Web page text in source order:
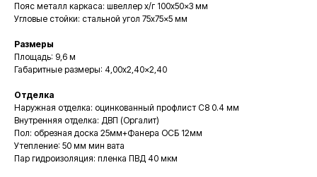
Пояс металл каркаса: швеллер х/г 100x50x3 мм
Угловые стойки: стальной угол 75x75x5 мм
Размеры
Площадь: 9,6 м
Габаритные размеры: 4,00x2,40x2,40
Отделка
Наружная отделка: оцинкованный профлист С8 0.4 мм
Внутренняя отделка: ДВП (Оргалит)
Пол: обрезная доска 25мм+Фанера ОСБ 12мм
Утепление: 50 мм мин вата
Пар гидроизоляция: пленка ПВД 40 мкм